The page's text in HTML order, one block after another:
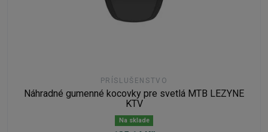
PRÍSLUŠENSTVO
Náhradné gumenné kocovky pre svetlá MTB LEZYNE
KTV
Na sklade